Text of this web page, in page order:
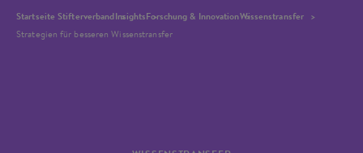
Startseite StifterverbandInsightsForschung & InnovationWissenstransfer
Strategien für besseren Wissenstransfer